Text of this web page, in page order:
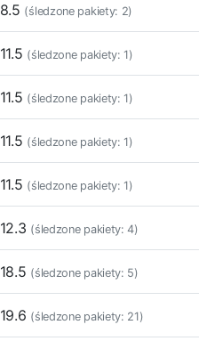
8.5 (śledzone pakiety: 2)
11.5 (śledzone pakiety: 1)
11.5 (śledzone pakiety: 1)
11.5 (śledzone pakiety: 1)
11.5 (śledzone pakiety: 1)
12.3 (śledzone pakiety: 4)
18.5 (śledzone pakiety: 5)
19.6 (śledzone pakiety: 21)